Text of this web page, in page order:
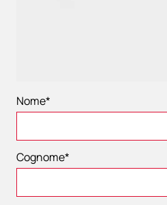
Nome*
Cognome*